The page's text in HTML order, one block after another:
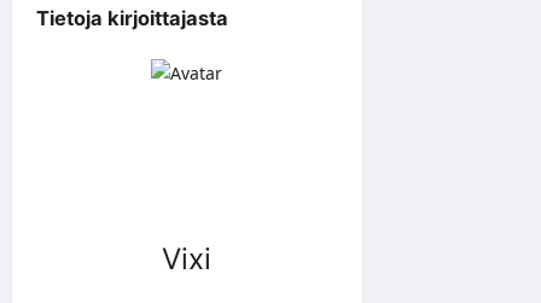
Tietoja kirjoittajasta
Vixi